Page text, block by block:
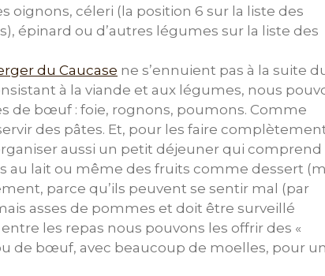
oignons, céleri (la position 6 sur la liste des
épinard ou d’autres légumes sur la liste des
du Caucase ne s’ennuient pas à la suite
à la viande et aux légumes, nous
de bœuf : foie, rognons, poumons. Comme
des pâtes. Et, pour les faire
aussi un petit déjeuner qui comprend
au lait ou même des fruits comme dessert
parce qu’ils peuvent se sentir mal (par
asses de pommes et doit être surveillé
les repas nous pouvons les offrir des «
de bœuf, avec beaucoup de moelles, pour un